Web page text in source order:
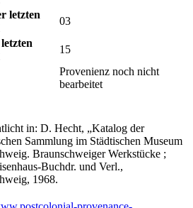
letzten
03
15
Provenienz noch nicht
bearbeitet
in: D. Hecht, „Katalog der
Sammlung im Städtischen Museum
Braunschweiger Werkstücke ;
Buchdr. und Verl.,
1968.